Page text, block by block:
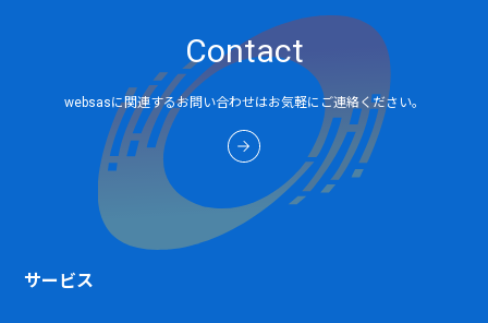
Contact
websasに関連するお問い合わせはお気軽にご連絡ください。
サービス